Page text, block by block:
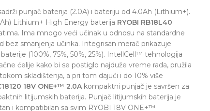
punjač baterija (2.0A) i bateriju od 4.0Ah (Lithium+).
Lithium+ High Energy baterija RYOBI RB18L40
Ima mnogo veći učinak u odnosu na standardne
bez smanjenja učinka. Integrisan merač prikazuje
(100%, 75%, 50%, 25%). IntellCell™ tehnologija
ćelije kako bi se postiglo najduže vreme rada, pružila
skladištenja, a pri tom dajući i do 10% više
18V ONE+™ 2.0Akompaktni punjač je savršen za
litijumskih baterija. Punjač litijumskih baterija je
i kompatibilan sa svim RYOBI 18V ONE+™